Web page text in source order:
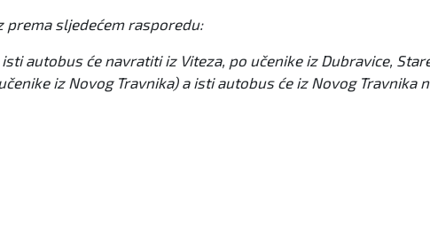
prema sljedećem rasporedu:
autobus će navratiti iz Viteza, po učenike iz Dubravice,
iz Novog Travnika) a isti autobus će iz Novog Travnika